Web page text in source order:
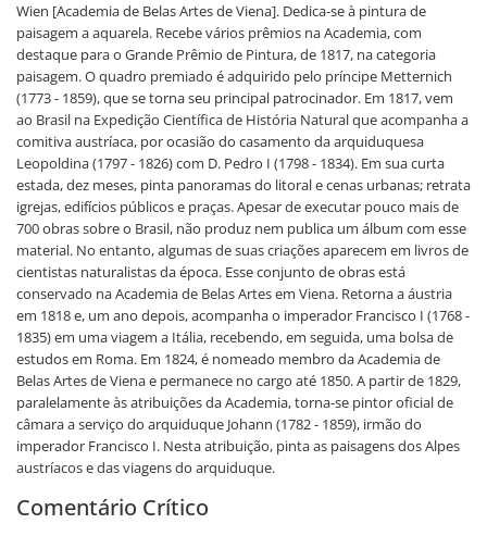
Wien [Academia de Belas Artes de Viena]. Dedica-se à pintura de
paisagem a aquarela. Recebe vários prêmios na Academia, com
destaque para o Grande Prêmio de Pintura, de 1817, na categoria
paisagem. O quadro premiado é adquirido pelo príncipe Metternich
(1773 - 1859), que se torna seu principal patrocinador. Em 1817, vem
ao Brasil na Expedição Científica de História Natural que acompanha a
comitiva austríaca, por ocasião do casamento da arquiduquesa
Leopoldina (1797 - 1826) com D. Pedro I (1798 - 1834). Em sua curta
estada, dez meses, pinta panoramas do litoral e cenas urbanas; retrata
igrejas, edifícios públicos e praças. Apesar de executar pouco mais de
700 obras sobre o Brasil, não produz nem publica um álbum com esse
material. No entanto, algumas de suas criações aparecem em livros de
cientistas naturalistas da época. Esse conjunto de obras está
conservado na Academia de Belas Artes em Viena. Retorna a áustria
em 1818 e, um ano depois, acompanha o imperador Francisco I (1768 -
1835) em uma viagem a Itália, recebendo, em seguida, uma bolsa de
estudos em Roma. Em 1824, é nomeado membro da Academia de
Belas Artes de Viena e permanece no cargo até 1850. A partir de 1829,
paralelamente às atribuições da Academia, torna-se pintor oficial de
câmara a serviço do arquiduque Johann (1782 - 1859), irmão do
imperador Francisco I. Nesta atribuição, pinta as paisagens dos Alpes
austríacos e das viagens do arquiduque.
Comentário Crítico